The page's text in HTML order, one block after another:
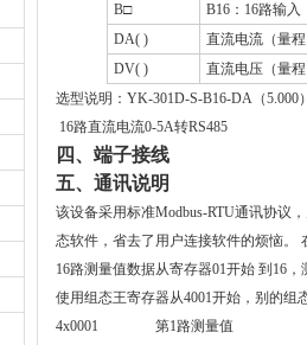
B□ B16 ： 16路输入
DA( )
直流电流（量
DV( )
直流电压（量
选型说明： YK-301D-S-B16-DA（5.000
16路直流电流0-5A转RS485
四、端子接线
五、通讯说明
该设备采用标准Modbus-RTU通讯协议
态软件，省去了用户连接软件的烦恼。
16路测量值数据从寄存器01开始 到16
使用组态王寄存器从4001开始，别的组
4x0001 第1路测量值